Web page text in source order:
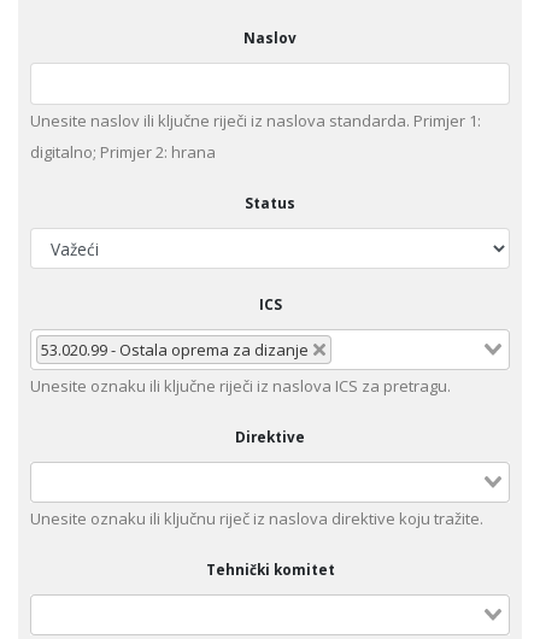
Naslov
Unesite naslov ili ključne riječi iz naslova standarda. Primjer 1:
digitalno; Primjer 2: hrana
Status
ICS
53.020.99 - Ostala oprema za dizanje
Unesite oznaku ili ključne riječi iz naslova ICS za pretragu.
Direktive
Unеsitе oznaku ili klјučnu rijеč iz nаslоvа dirеktivе kојu trаžitе.
Tehnički komitet